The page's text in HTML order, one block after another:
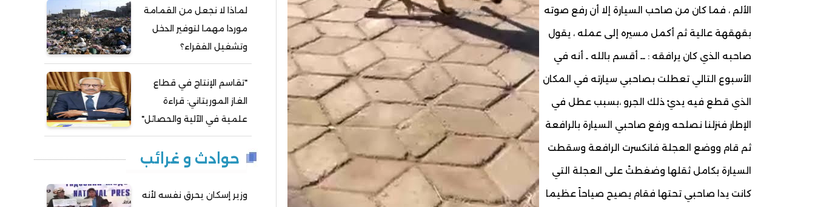
الألم ، فما كان من صاحب السيارة إلا أن رفع صوته
بقهقهة عالية ثم أكمل مسيره إلى عمله ، يقول
صاحبه الذي كان يرافقه : ــ أقسم بالله ـ أنه في
الأسبوع التالي تعطلت بصاحبي سيارته في المكان
الذي قطع فيه يديْ ذلك الجرو ،بسبب عطل في
الإطار فنزلنا نصلحه ورفع صاحبي السيارة بالرافعة
ثم قام ووضع العجلة فانكسرت الرافعة وسقطت
السيارة بكامل ثقلها وضغطتْ على العجلة التي
كانت يدا صاحبي تحتها فقام يصيح صياحاً عظيما
لماذا لا نجعل من القمامة
موردا مهما لتوفير الدخل
وتشغيل الفقراء؟
"تقاسم الإنتاج في قطاع
الغاز الموريتاني: قراءة
علمية في الآلية والحصائل"
حوادث و غرائب
وزير إسكان يحرق نفسه لأنه